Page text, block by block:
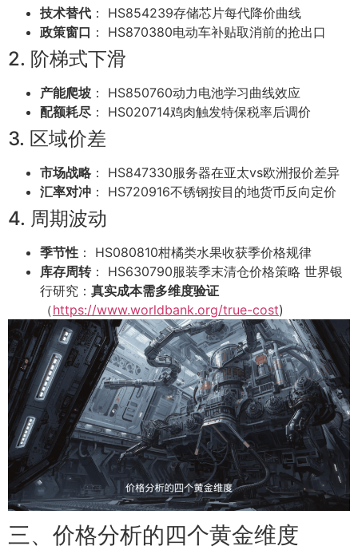
技术替代 ： HS854239存储芯片每代降价曲线
政策窗口 ： HS870380电动车补贴取消前的抢出口
2. 阶梯式下滑
产能爬坡 ： HS850760动力电池学习曲线效应
配额耗尽 ： HS020714鸡肉触发特保税率后调价
3. 区域价差
市场战略： HS847330服务器在亚太vs欧洲报价差异
汇率对冲 ： HS720916不锈钢按目的地货币反向定价
4. 周期波动
季节性 ： HS080810柑橘类水果收获季价格规律
库存周转： HS630790服装季末清仓价格策略 世界银
行研究： 真实成本需多维度验证
（https://www.worldbank.org/true-cost)
三、价格分析的四个黄金维度